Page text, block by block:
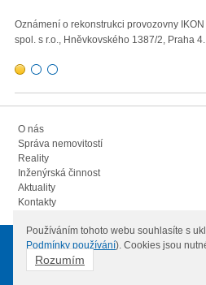
Používáním tohoto webu souhlasíte s
Podmínky používání). Cookies jsou
Rozumím
Oznámení o rekonstrukci provozovny IKON
spol. s r.o., Hněvkovského 1387/2, Praha 4.
O nás
Správa nemovitostí
Reality
Inženýrská činnost
Aktuality
Kontakty
© 2012IKON spol. s.r.o.